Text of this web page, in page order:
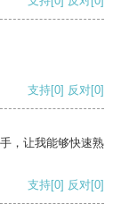
支持[0] 反对[0]
，让我能够快速熟
支持[0] 反对[0]